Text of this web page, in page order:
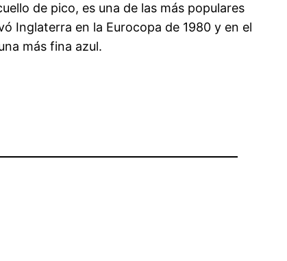
de pico, es una de las más populares
Inglaterra en la Eurocopa de 1980 y en el
más fina azul.